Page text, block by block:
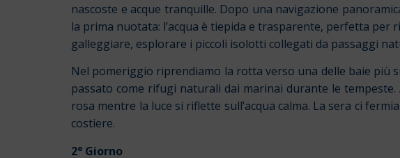
nascoste e acque tranquille. Dopo una navigazione
la prima nuotata: l’acqua è tiepida e trasparente, perfetta
galleggiare, esplorare i piccoli isolotti collegati da passaggi
Nel pomeriggio riprendiamo la rotta verso una delle baie più
passato come rifugi naturali dai marinai durante le
rosa mentre la luce si riflette sull’acqua calma. La sera ci
costiere.
2° Giorno